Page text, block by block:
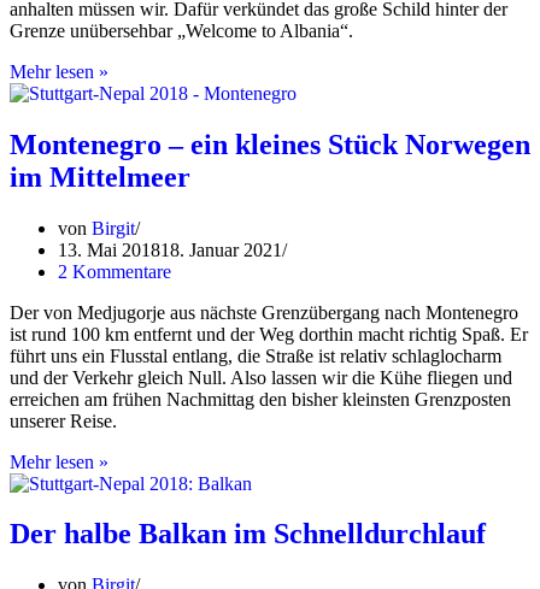
anhalten müssen wir. Dafür verkündet das große Schild hinter der
Grenze unübersehbar „Welcome to Albania“.
Mehr lesen »
So
und
doch
ganz
weg
von
daheim
Montenegro – ein kleines Stück Norwegen
im Mittelmeer
von Birgit
13. Mai 201818. Januar 2021
2 Kommentare
Der von Medjugorje aus nächste Grenzübergang nach Montenegro
ist rund 100 km entfernt und der Weg dorthin macht richtig Spaß. Er
führt uns ein Flusstal entlang, die Straße ist relativ schlaglocharm
und der Verkehr gleich Null. Also lassen wir die Kühe fliegen und
erreichen am frühen Nachmittag den bisher kleinsten Grenzposten
unserer Reise.
Mehr lesen »
–
kleines
Stück
Der halbe Balkan im Schnelldurchlauf